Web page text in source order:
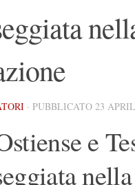
· PUBBLICATO 23
e